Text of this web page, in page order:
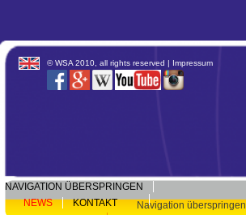
© WSA 2010, all rights reserved | Impressum
NAVIGATION ÜBERSPRINGEN
NEWS
KONTAKT
Navigation überspringen